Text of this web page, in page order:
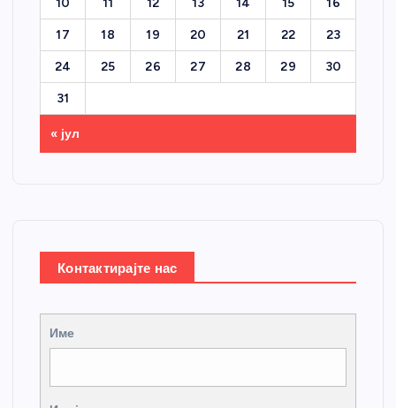
10 11 12 13 14 15 16
17 18 19 20 21 22 23
24 25 26 27 28 29 30
31
« јул
Контактирајте нас
Име